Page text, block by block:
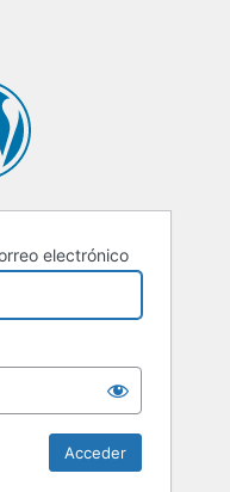
electrónico